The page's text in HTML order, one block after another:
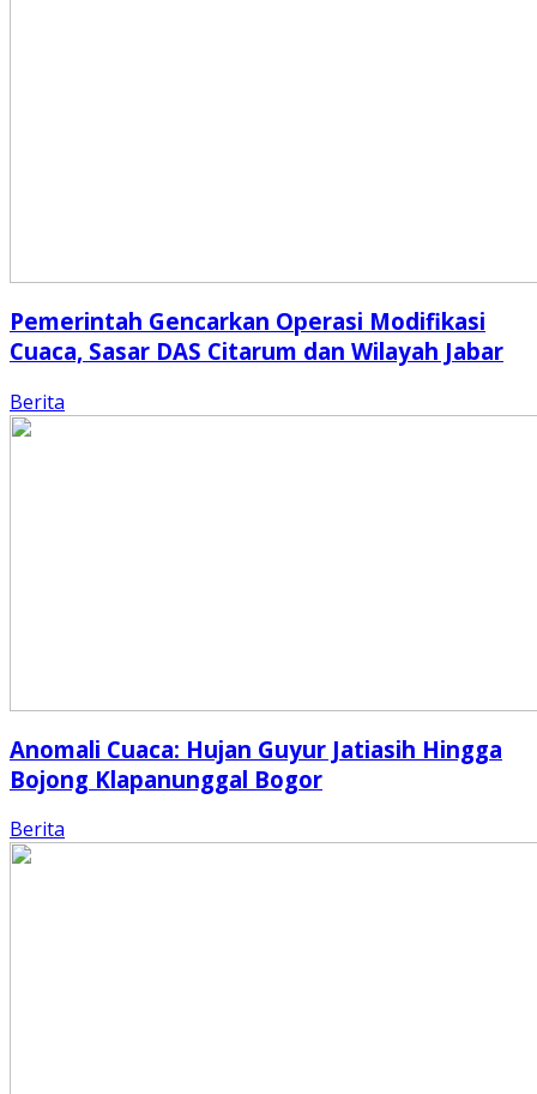
Pemerintah Gencarkan Operasi Modifikasi
Cuaca, Sasar DAS Citarum dan Wilayah Jabar
Berita
Anomali Cuaca: Hujan Guyur Jatiasih Hingga
Bojong Klapanunggal Bogor
Berita